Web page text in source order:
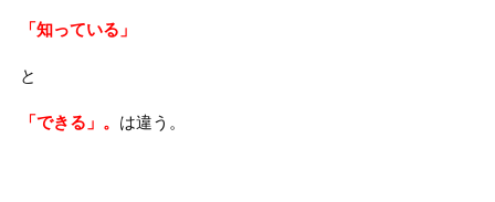
「知っている」
と
「できる」。 は違う。